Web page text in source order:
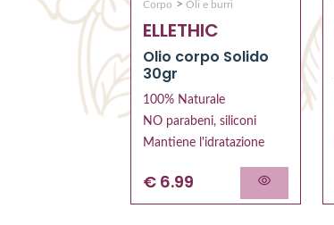
Corpo > Oli e burri
ELLETHIC
Olio corpo Solido
30gr
100% Naturale
NO parabeni, siliconi
Mantiene l'idratazione
€ 6.99